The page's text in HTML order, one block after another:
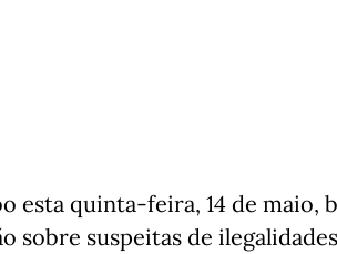
esta quinta-feira, 14 de maio,
sobre suspeitas de